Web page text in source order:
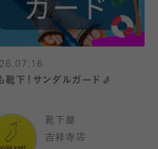
靴下！サンダルガード🧦
靴下屋
吉祥寺店